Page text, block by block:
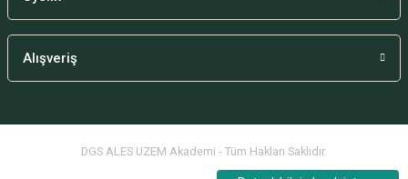
Alışveriş
DGS ALES UZEM Akademi - Tüm Hakları Saklıdır.